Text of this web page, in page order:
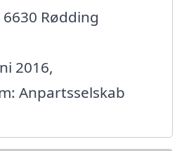
Rødding
2016,
Anpartsselskab